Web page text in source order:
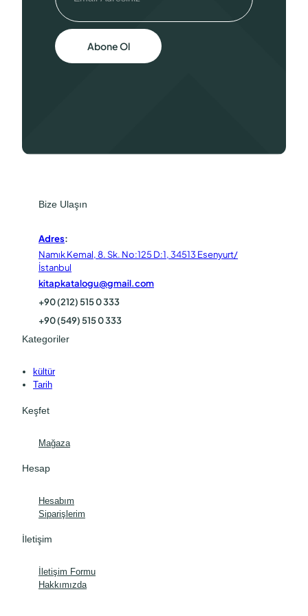
Abone Ol
Bize Ulaşın
Adres:
Namık Kemal, 8. Sk. No:125 D:1, 34513 Esenyurt/
İstanbul
kitapkatalogu@gmail.com
+90 (212) 515 0 333
+90 (549) 515 0 333
Kategoriler
kültür
Tarih
Keşfet
Mağaza
Hesap
Hesabım
Siparişlerim
İletişim
İletişim Formu
Hakkımızda